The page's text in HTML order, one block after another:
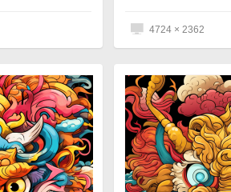
4724 × 2362